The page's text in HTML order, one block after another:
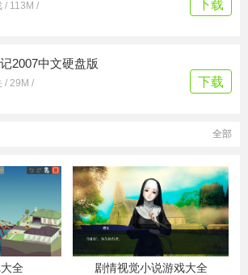
/ 113M / 下载
2007中文硬盘版
/ 29M / 下载
全部
全 剧情视觉小说游戏大全